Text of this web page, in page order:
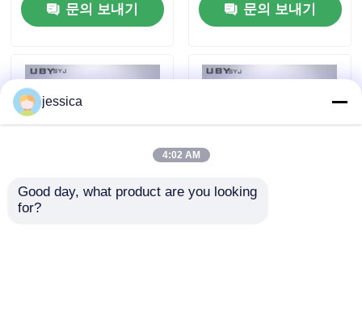
문의 보내기
문의 보내기
jessica
4:02 AM
Good day, what product are you looking
for?